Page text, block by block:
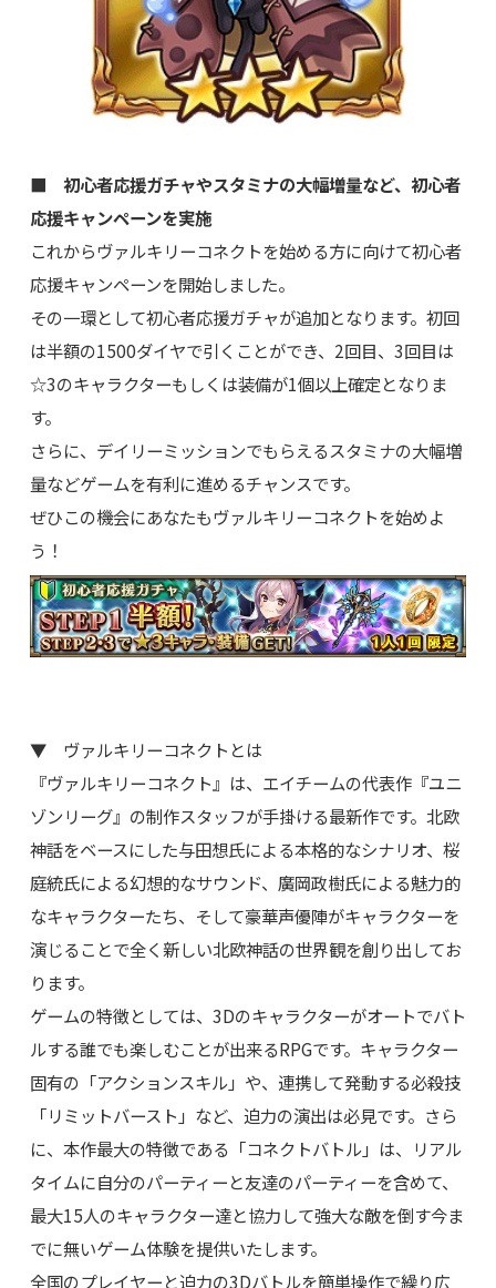
■ 初心者応援ガチャやスタミナの大幅増量など、初心者
応援キャンペーンを実施
これからヴァルキリーコネクトを始める方に向けて初心者
応援キャンペーンを開始しました。
その一環として初心者応援ガチャが追加となります。初回
は半額の1500ダイヤで引くことができ、2回目、3回目は
☆3のキャラクターもしくは装備が1個以上確定となりま
す。
さらに、デイリーミッションでもらえるスタミナの大幅増
量などゲームを有利に進めるチャンスです。
ぜひこの機会にあなたもヴァルキリーコネクトを始めよ
う！
▼ ヴァルキリーコネクトとは
『ヴァルキリーコネクト』は、エイチームの代表作『ユニ
ゾンリーグ』の制作スタッフが手掛ける最新作です。北欧
神話をベースにした与田想氏による本格的なシナリオ、桜
庭統氏による幻想的なサウンド、廣岡政樹氏による魅力的
なキャラクターたち、そして豪華声優陣がキャラクターを
演じることで全く新しい北欧神話の世界観を創り出してお
ります。
ゲームの特徴としては、3Dのキャラクターがオートでバト
ルする誰でも楽しむことが出来るRPGです。キャラクター
固有の「アクションスキル」や、連携して発動する必殺技
「リミットバースト」など、迫力の演出は必見です。さら
に、本作最大の特徴である「コネクトバトル」は、リアル
タイムに自分のパーティーと友達のパーティーを含めて、
最大15人のキャラクター達と協力して強大な敵を倒す今ま
でに無いゲーム体験を提供いたします。
全国のプレイヤーと迫力の3Dバトルを簡単操作で繰り広